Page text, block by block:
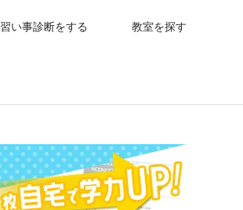
習い事診断をする 教室を探す